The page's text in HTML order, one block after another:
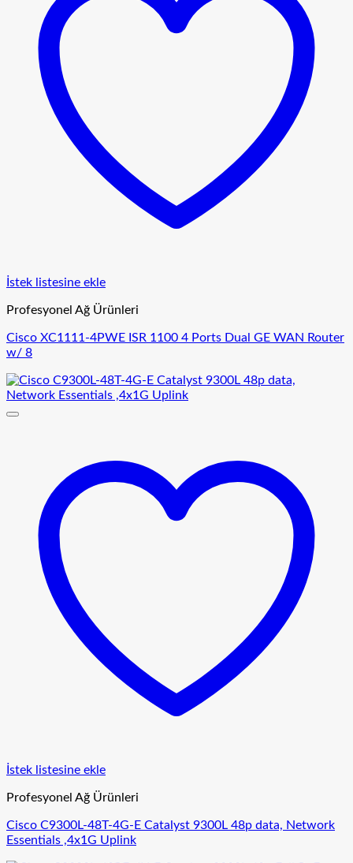
İstek listesine ekle
Profesyonel Ağ Ürünleri
Cisco XC1111-4PWE ISR 1100 4 Ports Dual GE WAN Router
w/ 8
İstek listesine ekle
Profesyonel Ağ Ürünleri
Cisco C9300L-48T-4G-E Catalyst 9300L 48p data, Network
Essentials ,4x1G Uplink